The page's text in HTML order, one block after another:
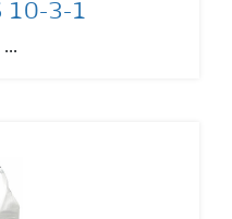
10-3-1
...